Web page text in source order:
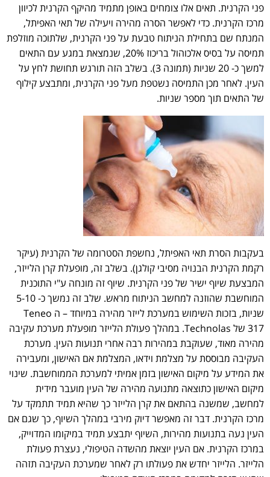
פני הקרנית. תאים אלו צומחים באופן מתמיד מהיקף הקרנית לכיוון
מרכז הקרנית. כדי לאפשר הסרה מהירה ויעילה של תאי האפיתל,
המנתח שם בתחילת הניתוח טבעת על פני הקרנית, שלתוכה מוזלפת
תמיסה על בסיס אלכוהול בריכוז 20%, שנמצאת במגע עם התאים
למשך כ- 20 שניות (תמונה 3). בשלב הזה תורגש תחושת לחץ על
העין. לאחר מכן התמיסה נשטפת מעל פני הקרנית, ומתבצע קילוף
של התאים תוך מספר שניות.
בעקבות הסרת תאי האפיתל, נחשפת הסטרומה של הקרנית (עיקר
רקמת הקרנית הבנויה מסיבי קולגן). בשלב זה, מופעלת קרן הלייזר,
המבצעת שיוף ישיר של פני הקרנית. שיוף זה מונחה ע"י התוכנית
המוחשבת שהוזנה למחשב הניתוח מראש. שלב זה נמשך כ- 5-10
שניות, בזכות השימוש במערכת לייזר מהירה במיוחד – ה Teneo
317 של Technolas. במהלך פעולת הלייזר מופעלת מערכת עקיבה
מהירה מאוד, שעוקבת במהירות רבה אחרי תנועות העין. מערכת
העקיבה מבוססת על מצלמת וידאו, המצלמת אם האישון, ומעבירה
את המידע על מיקום האישון בזמן אמיתי למערכת הממוחשבת. שינוי
מיקום האישון כתוצאה מתנועה מהירה של העין מועבר מידית
למחשב, שמשנה בהתאם את קרן הלייזר כך שהיא תמיד תתמקד על
מרכז הקרנית. דבר זה מאפשר דיוק מירבי במהלך השיוף, כך שגם אם
העין נעה בתנועות מהירות, השיוף יתבצע תמיד במיקומו המדוייק,
במרכז הקרנית. אם העין יוצאת מהשדה הטיפולי, נעצרת פעולת
הלייזר. הלייזר יחדש את פעולתו רק לאחר שמערכת העקיבה תזהה